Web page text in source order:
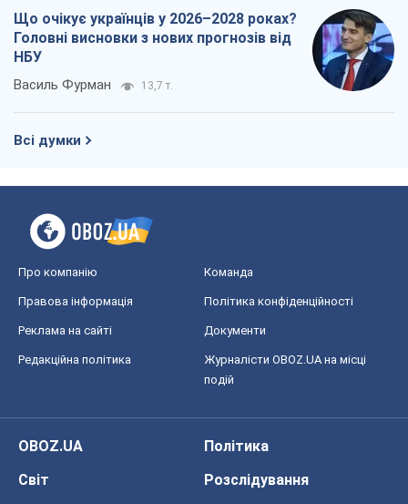
Що очікує українців у 2026–2028 роках?
Головні висновки з нових прогнозів від
НБУ
Василь Фурман 13,7 т.
Всі думки
Про компанію Команда
Правова інформація Політика конфіденційності
Реклама на сайті Документи
Редакційна політика
Журналісти OBOZ.UA на місці
подій
OBOZ.UA
Політика
Світ
Розслідування